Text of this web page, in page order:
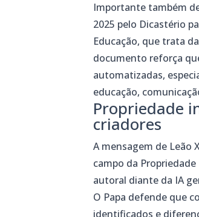
Importante também
2025 pelo Dicastério
Educação, que trata
documento reforça
automatizadas,
educação,
Propriedade
criadores
A mensagem de Leão
campo da
autoral diante da IA
O Papa defende que
identificados e